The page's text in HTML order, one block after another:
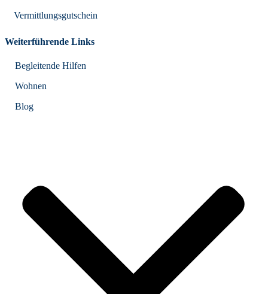
Vermittlungsgutschein
Weiterführende Links
Begleitende Hilfen
Wohnen
Blog